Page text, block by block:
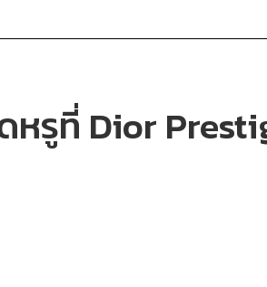
หรูที่ Dior